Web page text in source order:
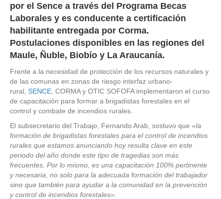
por el Sence a través del Programa Becas
Laborales y es conducente a certificación
habilitante entregada por Corma.
Postulaciones disponibles en las regiones del
Maule, Ñuble, Biobío y La Araucanía.
Frente a la necesidad de protección de los recursos naturales y
de las comunas en zonas de riesgo interfaz urbano-
rural, SENCE , CORMA y OTIC SOFOFA implementaron el curso
de capacitación para formar a brigadistas forestales en el
control y combate de incendios rurales.
El subsecretario del Trabajo, Fernando Arab, sostuvo que «la
formación de brigadistas forestales para el control de incendios
rurales que estamos anunciando hoy resulta clave en este
periodo del año donde este tipo de tragedias son más
frecuentes. Por lo mismo, es una capacitación 100% pertinente
y necesaria, no solo para la adecuada formación del trabajador
sino que también para ayudar a la comunidad en la prevención
y control de incendios forestales».